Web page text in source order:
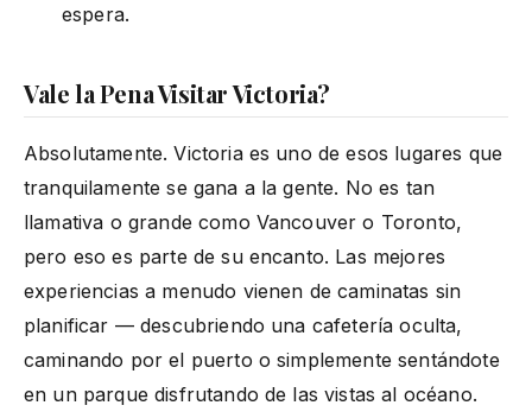
espera.
Vale la Pena Visitar Victoria?
Absolutamente. Victoria es uno de esos lugares que
tranquilamente se gana a la gente. No es tan
llamativa o grande como Vancouver o Toronto,
pero eso es parte de su encanto. Las mejores
experiencias a menudo vienen de caminatas sin
planificar — descubriendo una cafetería oculta,
caminando por el puerto o simplemente sentándote
en un parque disfrutando de las vistas al océano.